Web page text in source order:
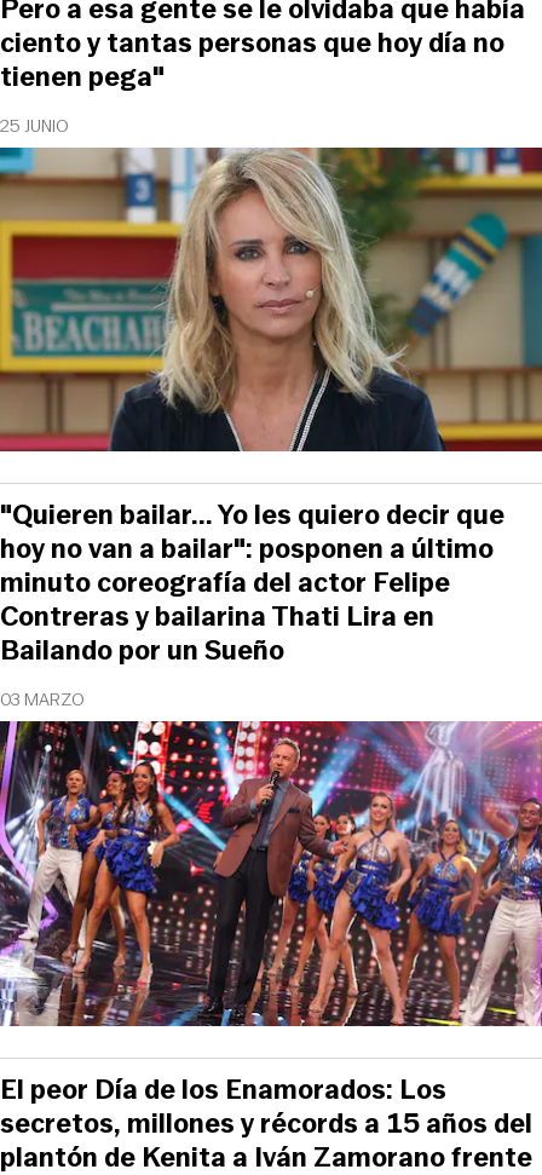
25 JUNIO
Pero a esa gente se le olvidaba que había
ciento y tantas personas que hoy día no
tienen pega"
03 MARZO
"Quieren bailar... Yo les quiero decir que
hoy no van a bailar": posponen a último
minuto coreografía del actor Felipe
Contreras y bailarina Thati Lira en
Bailando por un Sueño
El peor Día de los Enamorados: Los
secretos, millones y récords a 15 años del
plantón de Kenita a Iván Zamorano frente